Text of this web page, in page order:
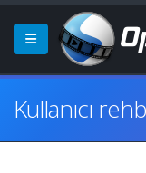
Kullanıcı